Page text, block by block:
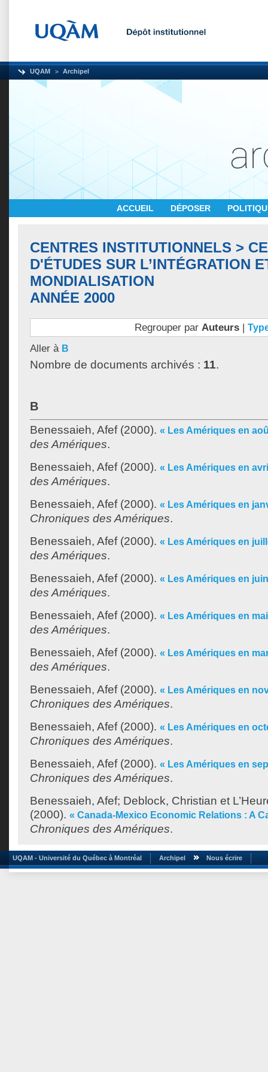
UQAM Archipel
ACCUEIL DÉPOSER
CENTRES INSTITUTIONNELS >
D'ÉTUDES SUR L’INTÉGRATION
MONDIALISATION
ANNÉE 2000
Regrouper par Auteurs|
Aller à B
Nombre de documents archivés : 11.
B
Benessaieh, Afef(2000). « Les Amériques en
des Amériques.
Benessaieh, Afef(2000). « Les Amériques en
des Amériques.
Benessaieh, Afef(2000). « Les Amériques en
Chroniques des Amériques.
Benessaieh, Afef(2000). « Les Amériques en
des Amériques.
Benessaieh, Afef(2000). « Les Amériques en
des Amériques.
Benessaieh, Afef(2000). « Les Amériques en
des Amériques.
Benessaieh, Afef(2000). « Les Amériques en
des Amériques.
Benessaieh, Afef(2000). « Les Amériques en
Chroniques des Amériques.
Benessaieh, Afef(2000). « Les Amériques en
Chroniques des Amériques.
Benessaieh, Afef(2000). « Les Amériques en
Chroniques des Amériques.
Benessaieh, Afef; Deblock, Christian et
(2000). « Canada-Mexico Economic Relations : A
Chroniques des Amériques.
UQAM - Université du Québec à Montréal Archipel Nous écrire